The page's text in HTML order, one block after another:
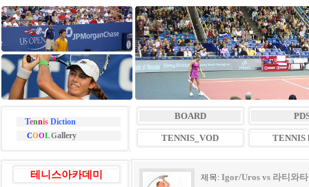
TennisDiction
COOLGallery
BOARD
TENNIS_VOD TENNIS
테니스아카데미 제목: Igor/Uros vs 라티와